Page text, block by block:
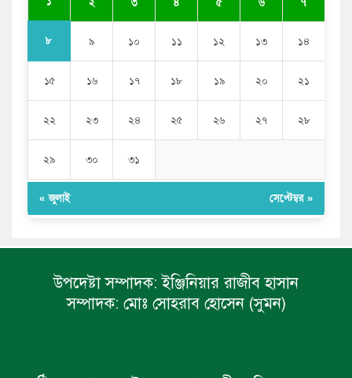
৮ ৯ ১০ ১১ ১২ ১৩ ১৪
১৫ ১৬ ১৭ ১৮ ১৯ ২০ ২১
২২ ২৩ ২৪ ২৫ ২৬ ২৭ ২৮
২৯ ৩০ ৩১
« জুলাই সেপ্টেম্বর »
উপদেষ্টা সম্পাদক: ইঞ্জিনিয়ার রাজীব হাসান
সম্পাদক: মোঃ সোহরাব হোসেন (সুমন)